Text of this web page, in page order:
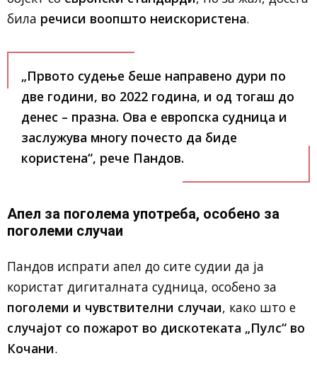
била речиси воопшто неискористена.
„Првото судење беше направено дури по
две години, во 2022 година, и од тогаш до
денес – празна. Ова е европска судница и
заслужува многу почесто да биде
користена“, рече Пандов.
Апел за поголема употреба, особено за
поголеми случаи
Пандов испрати апел до сите судии да ја
користат дигиталната судница, особено за
поголеми и чувствителни случаи, како што е
случајот со пожарот во дискотеката „Пулс“ во
Кочани.